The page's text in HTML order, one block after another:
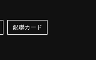
銀聯カード